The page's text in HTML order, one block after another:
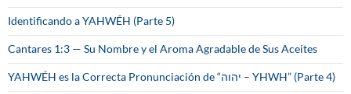
Identificando a YAHWÉH (Parte 5)
Cantares 1:3 — Su Nombre y el Aroma Agradable de Sus Aceites
YAHWÉH es la Correcta Pronunciación de “יהוה – YHWH” (Parte 4)